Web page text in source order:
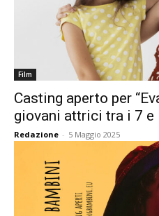
Film
Casting aperto per
giovani attrici tra i 7 e
Redazione - 5 Maggio 2025